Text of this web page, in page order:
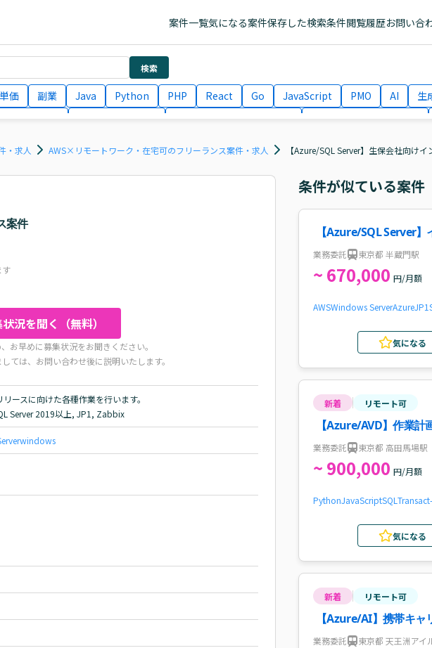
案件一覧気になる案件保存した検索条件閲覧履歴お問い合
検索
価 副業 Java Python PHP React Go JavaScript PMO AI 生
月収100万円 業務委託
・求人 AWS×リモートワーク・在宅可のフリーランス案件・求人 【Azure/SQL Server】生保会社向け
案件
す
況を聞く（無料）
お早めに募集状況をお聞きください。
ては、お問い合わせ後に説明いたします。
ースに向けた各種作業を行います。
Server 2019以上, JP1, Zabbix
windows
条件が似ている案件
【Azure/SQL Server
業務委託 東京都 半蔵門駅
~ 670,000 円/月額
AWSWindows ServerAzureJP1
気になる
新着 リモート可
【Azure/AVD】作業
業務委託 東京都 高田馬場駅
~ 900,000 円/月額
PythonJavaScriptSQL
気になる
新着 リモート可
【Azure/AI】携帯キ
業務委託 東京都 天王洲アイ